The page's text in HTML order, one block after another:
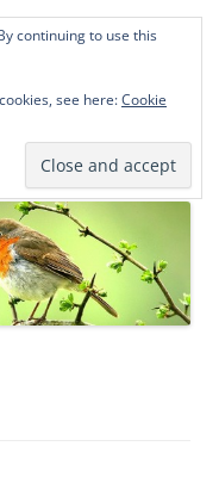
Kirchhoff
continuing to use this
see here:Cookie